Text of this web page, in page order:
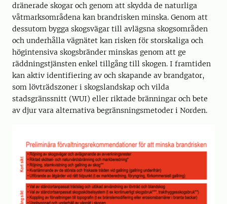
dränerade skogar och genom att skydda de naturliga
våtmarksområdena kan brandrisken minska. Genom att
dessutom bygga skogsvägar till avlägsna skogsområden
och underhålla vägnätet kan risken för storskaliga och
högintensiva skogsbränder minskas genom att ge
räddningstjänsten enkel tillgång till skogen. I framtiden
kan aktiv identifiering av och skapande av brandgator,
som lövträdszoner i skogslandskap och vilda
stadsgränssnitt (WUI) eller riktade bränningar och bete
av djur vara alternativa begränsningsmetoder i Norden.